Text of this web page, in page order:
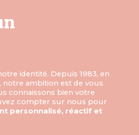
identité. Depuis 1983, en
ambition est de vous
connaissons bien votre
compter sur nous pour
personnalisé, réactif et